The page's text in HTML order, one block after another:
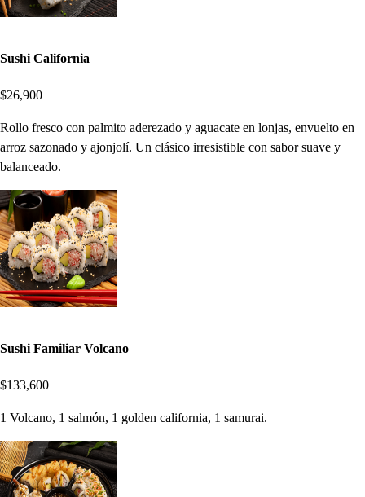
Sushi California
$26,900
Rollo fresco con palmito aderezado y aguacate en lonjas, envuelto en
arroz sazonado y ajonjolí. Un clásico irresistible con sabor suave y
balanceado.
Sushi Familiar Volcano
$133,600
1 Volcano, 1 salmón, 1 golden california, 1 samurai.